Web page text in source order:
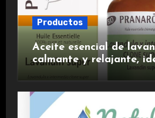
Productos
Aceite esencial de
calmante y relajante,